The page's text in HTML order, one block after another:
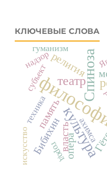
КЛЮЧЕВЫЕ СЛОВА
культура
Спиноза
театр
память
религия
Бибихинвласть
опера
субъект
техника
город
надзор
искусство ахимса
гуманизм